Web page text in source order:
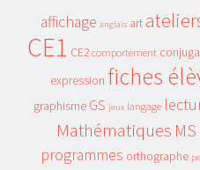
affichage anglais art
CE1 CE2 comportement
expression fiches
graphisme GS jeux langage
Mathématiques MS
programmes orthographe